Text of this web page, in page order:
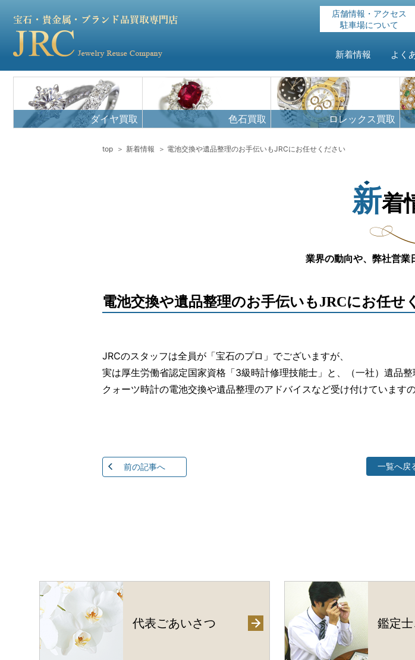
新着情報 よく
店舗情報・アクセス
駐車場について
ダイヤ買取 色石買取 ロレックス買取
top 新着情報 電池交換や遺品整理のお手伝いもJRCにお任せください
新着
業界の動向や、弊社営業
電池交換や遺品整理のお手伝いもJRCにお任せ
JRCのスタッフは全員が「宝石のプロ」でございますが、
実は厚生労働省認定国家資格「3級時計修理技能士」と、（一社）遺品
クォーツ時計の電池交換や遺品整理のアドバイスなど受け付けています
前の記事へ 一覧へ戻
代表ごあいさつ 鑑定